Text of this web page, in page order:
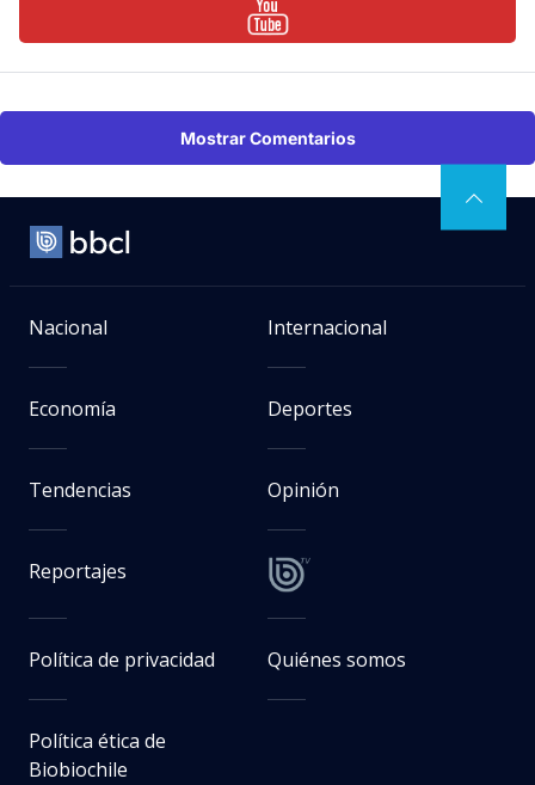
Mostrar Comentarios
Nacional Internacional
Economía Deportes
Tendencias Opinión
Reportajes
Política de privacidad Quiénes somos
Política ética de
Biobiochile